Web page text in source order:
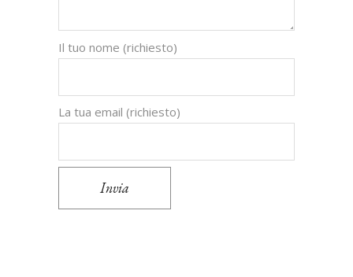
Il tuo nome (richiesto)
La tua email (richiesto)
Invia